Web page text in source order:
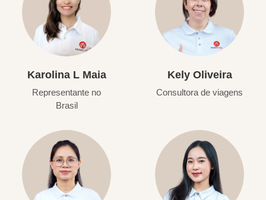
Karolina L Maia
Representante no
Brasil
Kely Oliveira
Consultora de viagens